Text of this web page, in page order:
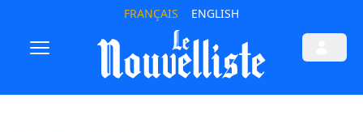
FRANÇAIS ENGLISH